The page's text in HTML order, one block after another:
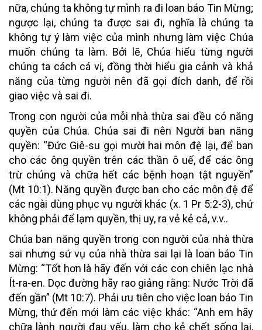
nữa, chúng ta không tự mình ra đi loan báo Tin Mừng;
ngược lại, chúng ta được sai đi, nghĩa là chúng ta
không tự ý làm việc của mình nhưng làm việc Chúa
muốn chúng ta làm. Bởi lẽ, Chúa hiểu từng người
chúng ta cách cá vị, đồng thời hiểu gia cảnh và khả
năng của từng người nên đã gọi đích danh, để rồi
giao việc và sai đi.
Trong con người của mỗi nhà thừa sai đều có năng
quyền của Chúa. Chúa sai đi nên Người ban năng
quyền: “Đức Giê-su gọi mười hai môn đệ lại, để ban
cho các ông quyền trên các thần ô uế, để các ông
trừ chúng và chữa hết các bệnh hoạn tật nguyền”
(Mt 10:1). Năng quyền được ban cho các môn đệ để
các ngài dùng phục vụ người khác (x. 1 Pr 5:2-3), chứ
không phải để lạm quyền, thị uy, ra vẻ kẻ cả, v.v..
Chúa ban năng quyền trong con người của nhà thừa
sai nhưng sứ vụ của nhà thừa sai lại là loan báo Tin
Mừng: “Tốt hơn là hãy đến với các con chiên lạc nhà
Ít-ra-en. Dọc đường hãy rao giảng rằng: Nước Trời đã
đến gần” (Mt 10:7). Phải ưu tiên cho việc loan báo Tin
Mừng, thứ đến mới làm các việc khác: “Anh em hãy
chữa lành người đau yếu, làm cho kẻ chết sống lại,